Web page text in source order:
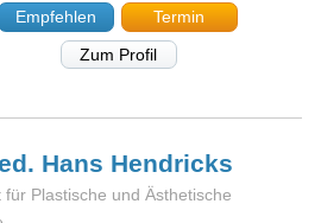
Empfehlen
Termin
Zum Profil
Hans Hendricks
für Plastische und Ästhetische